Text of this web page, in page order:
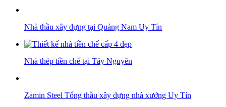
Nhà thầu xây dựng tại Quảng Nam Uy Tín
Nhà thép tiền chế tại Tây Nguyên
Zamin Steel Tổng thầu xây dựng nhà xưởng Uy Tín